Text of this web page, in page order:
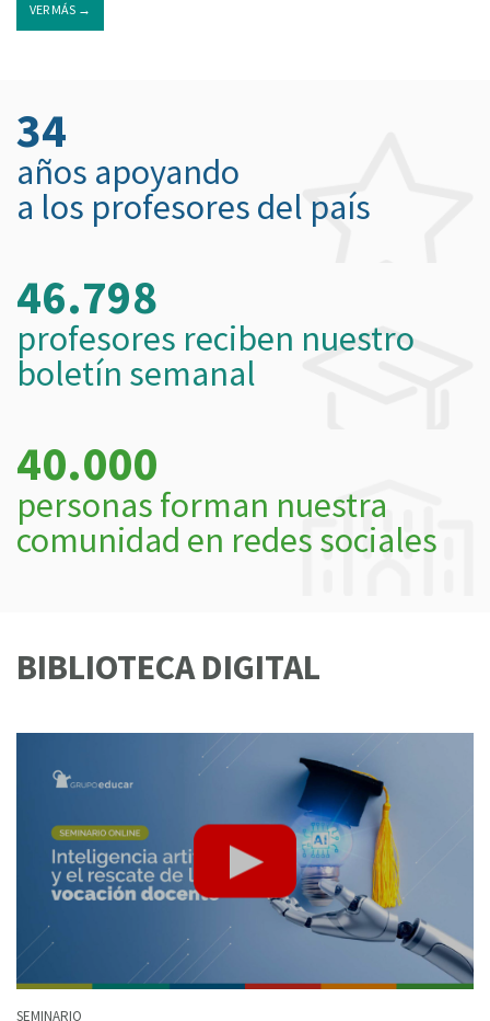
VER MÁS →
34
años apoyando
a los profesores del país
46.798
profesores reciben nuestro
boletín semanal
40.000
personas forman nuestra
comunidad en redes sociales
BIBLIOTECA DIGITAL
SEMINARIO